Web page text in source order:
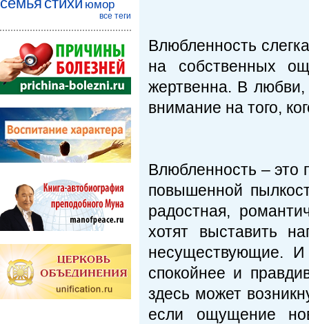
Влюбленность
на собственных
жертвенна. В любви,
внимание на того,
Влюбленность – это
повышенной
радостная,
хотят выставить
несуществующие. И
спокойнее и
здесь может
если ощущение
юмор
все теги